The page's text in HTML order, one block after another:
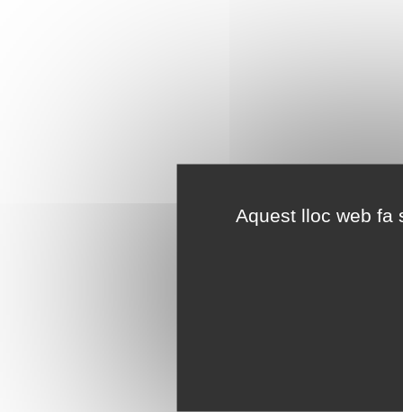
Aquest lloc web fa